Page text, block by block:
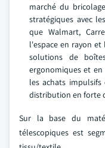
marché du
stratégiques avec
que Walmart,
l'espace en rayon
solutions de
ergonomiques et en
les achats
distribution en forte
Sur la base du
télescopiques est